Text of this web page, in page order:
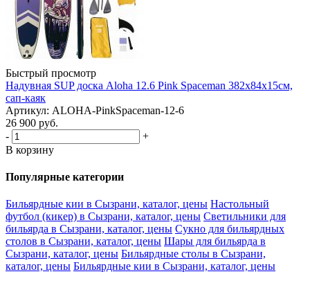
Быстрый просмотр
Надувная SUP доска Aloha 12.6 Pink Spaceman 382x84x15см,
сап-каяк
Артикул: ALOHA-PinkSpaceman-12-6
26 900 руб.
-
+
В корзину
Популярные категории
Бильярдные кии в Сызрани, каталог, цены Настольный
футбол (кикер) в Сызрани, каталог, цены Светильники для
бильярда в Сызрани, каталог, цены Сукно для бильярдных
столов в Сызрани, каталог, цены Шары для бильярда в
Сызрани, каталог, цены Бильярдные столы в Сызрани,
каталог, цены Бильярдные кии в Сызрани, каталог, цены